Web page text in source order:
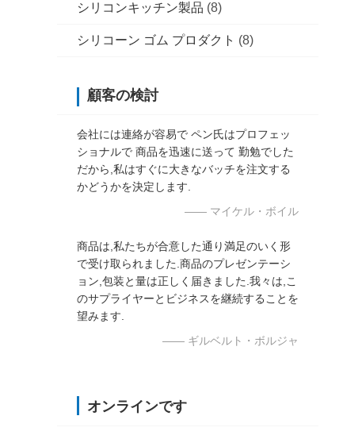
シリコンキッチン製品 (8)
シリコーン ゴム プロダクト (8)
顧客の検討
会社には連絡が容易で ペン氏はプロフェッ
ショナルで 商品を迅速に送って 勤勉でした
だから,私はすぐに大きなバッチを注文する
かどうかを決定します.
—— マイケル・ボイル
商品は,私たちが合意した通り満足のいく形
で受け取られました.商品のプレゼンテーシ
ョン,包装と量は正しく届きました.我々は,こ
のサプライヤーとビジネスを継続することを
望みます.
—— ギルベルト・ボルジャ
オンラインです